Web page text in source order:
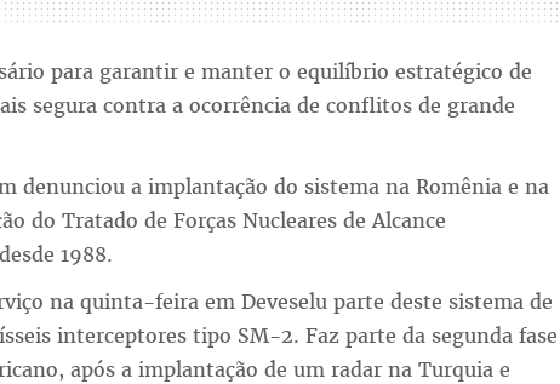
para garantir e manter o equilíbrio estratégico de
segura contra a ocorrência de conflitos de grande
denunciou a implantação do sistema na Romênia e na
do Tratado de Forças Nucleares de Alcance
1988.
na quinta-feira em Deveselu parte deste sistema de
interceptores tipo SM-2. Faz parte da segunda fase
após a implantação de um radar na Turquia e